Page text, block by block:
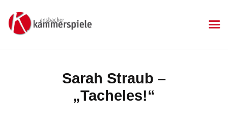
Sarah Straub –
„Tacheles!“
KAMMERSPIELE
Aktuelles
Kartenkauf